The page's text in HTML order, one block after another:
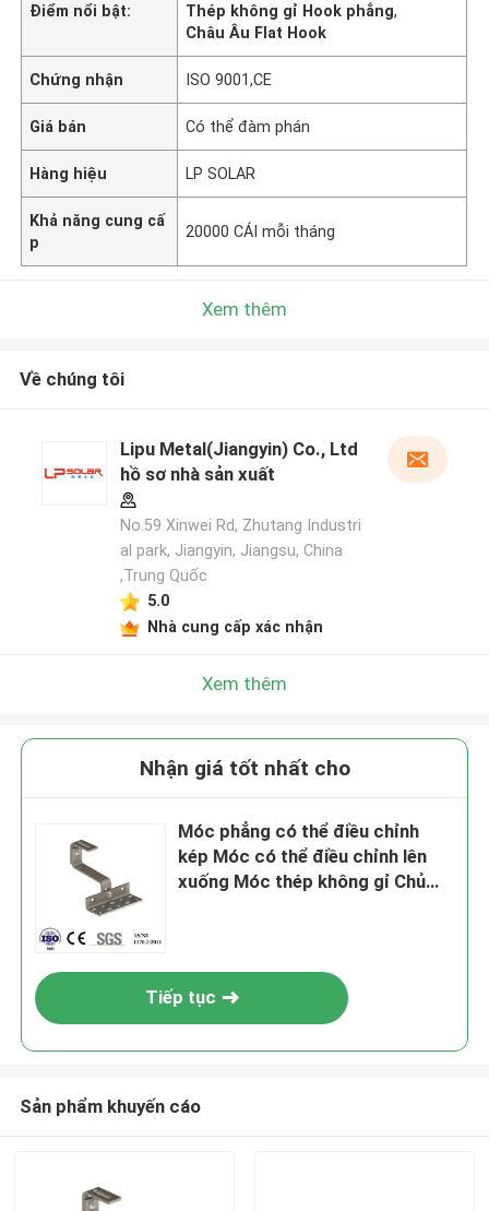
Điểm nổi bật:
Thép không gỉ Hook phẳng,
Châu Âu Flat Hook
Chứng nhận ISO 9001,CE
Giá bán Có thể đàm phán
Hàng hiệu LP SOLAR
Khả năng cung cấ
p
20000 CÁI mỗi tháng
Xem thêm
Về chúng tôi
Lipu Metal(Jiangyin) Co., Ltd
hồ sơ nhà sản xuất
No.59 Xinwei Rd, Zhutang Industri
al park, Jiangyin, Jiangsu, China
,Trung Quốc
5.0
Nhà cung cấp xác nhận
Xem thêm
Nhận giá tốt nhất cho
Móc phẳng có thể điều chỉnh
kép Móc có thể điều chỉnh lên
xuống Móc thép không gỉ Chủ
Tiếp tục
Sản phẩm khuyến cáo